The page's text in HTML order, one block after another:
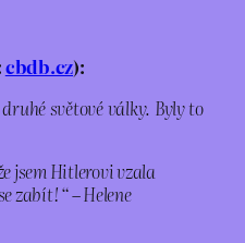
cbdb.cz):
světové války. Byly to
jsem Hitlerovi vzala
zabít! “ – Helene